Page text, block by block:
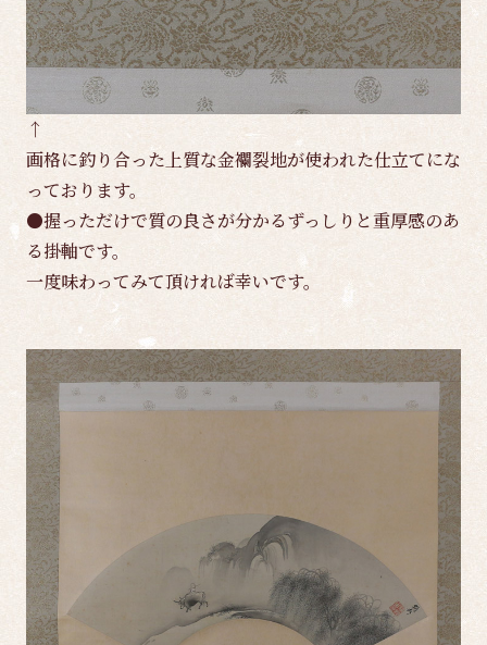
↑
画格に釣り合った上質な金襴裂地が使われた仕立てにな
っております。
●握っただけで質の良さが分かるずっしりと重厚感のあ
る掛軸です。
一度味わってみて頂ければ幸いです。